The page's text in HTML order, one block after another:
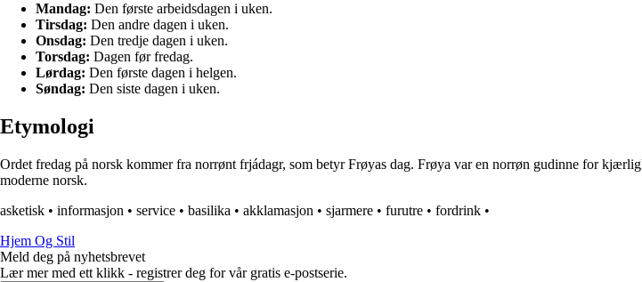
Mandag: Den første arbeidsdagen i uken.
Tirsdag: Den andre dagen i uken.
Onsdag: Den tredje dagen i uken.
Torsdag: Dagen før fredag.
Lørdag: Den første dagen i helgen.
Søndag: Den siste dagen i uken.
Etymologi
Ordet fredag på norsk kommer fra norrønt frjádagr, som betyr Frøyas dag. Frøya var en norrøn gudinne for
moderne norsk.
asketisk • informasjon • service • basilika • akklamasjon • sjarmere • furutre • fordrink •
Hjem Og Stil
Meld deg på nyhetsbrevet
Lær mer med ett klikk - registrer deg for vår gratis e-postserie.